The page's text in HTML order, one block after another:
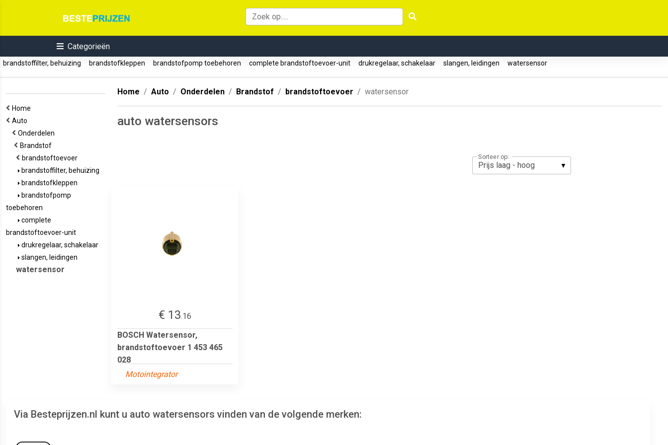
Categorieën
brandstoffilter, behuizing brandstofkleppen brandstofpomp toebehoren complete brandstoftoevoer-unit drukregelaar, schakelaar slangen, leidingen watersensor
Home
Auto
Onderdelen
Brandstof
brandstoftoevoer
brandstoffilter, behuizing
brandstofkleppen
brandstofpomp
toebehoren
complete
brandstoftoevoer-unit
drukregelaar, schakelaar
slangen, leidingen
watersensor
Home Auto Onderdelen Brandstof brandstoftoevoer watersensor
auto watersensors
Sorteer op:
€ 13.16
BOSCH Watersensor,
brandstoftoevoer 1 453 465
028
Motointegrator
Via Besteprijzen.nl kunt u auto watersensors vinden van de volgende merken: